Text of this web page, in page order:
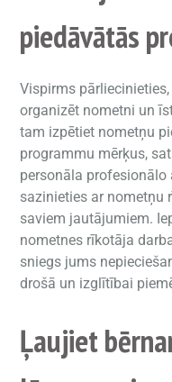
piedāvātās
Vispirms
organizēt nometni un
tam izpētiet nometņu
programmu mērķus,
personāla
sazinieties ar nometņu
saviem jautājumiem.
nometnes rīkotāja
sniegs jums
drošā un izglītībai
Ļaujiet